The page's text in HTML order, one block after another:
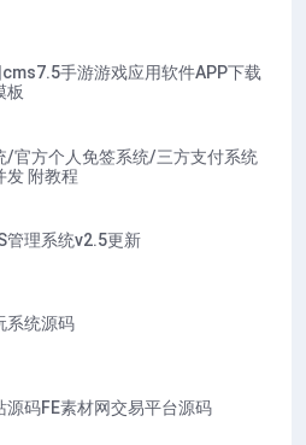
手游游戏应用软件APP下载
板
/官方个人免签系统/三方支付系统
发 附教程
管理系统v2.5更新
系统源码
源码FE素材网交易平台源码